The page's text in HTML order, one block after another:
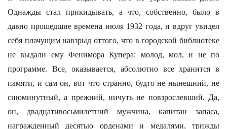
Однажды стал прикидывать, а что, собственно, было в
давно прошедшие времена июля 1932 года, и вдруг увидел
себя плачущим навзрыд оттого, что в городской библиотеке
не выдали ему Фенимора Купера: молод, мол, и не по
программе. Все, оказывается, абсолютно все хранится в
памяти, и сам он, вот что странно, будто не нынешний, не
сиюминутный, а прежний, ничуть не повзрослевший. Да,
он, двадцативосьмилетний мужчина, капитан запаса,
награжденный десятью орденами и медалями, трижды